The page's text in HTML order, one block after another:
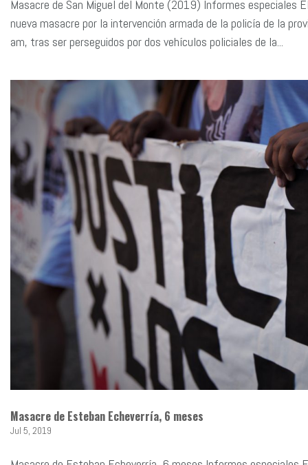
Masacre de San Miguel del Monte (2019) Informes especiales
nueva masacre por la intervención armada de la policía de la
am, tras ser perseguidos por dos vehículos policiales de la...
Masacre de Esteban Echeverría, 6 meses
Jul 5, 2019